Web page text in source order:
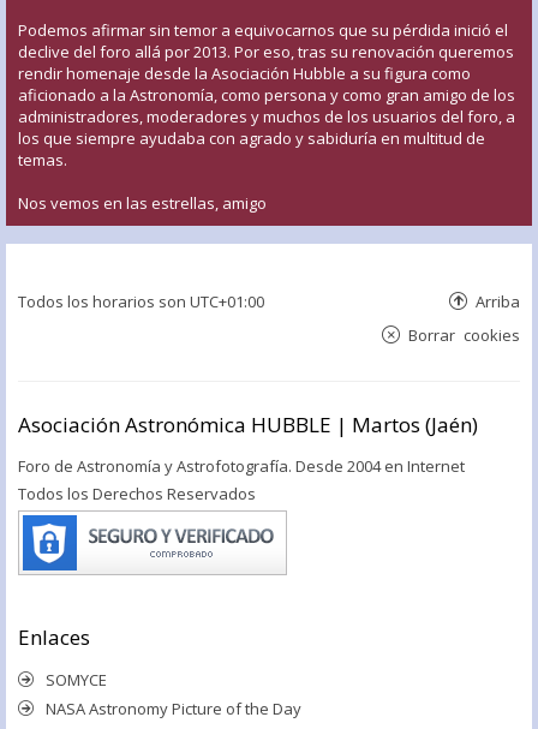
Podemos afirmar sin temor a equivocarnos que su pérdida inició el
declive del foro allá por 2013. Por eso, tras su renovación queremos
rendir homenaje desde la Asociación Hubble a su figura como
aficionado a la Astronomía, como persona y como gran amigo de los
administradores, moderadores y muchos de los usuarios del foro, a
los que siempre ayudaba con agrado y sabiduría en multitud de
temas.
Nos vemos en las estrellas, amigo
Todos los horarios son UTC+01:00 Arriba
Borrar cookies
Asociación Astronómica HUBBLE | Martos (Jaén)
Foro de Astronomía y Astrofotografía. Desde 2004 en Internet
Todos los Derechos Reservados
Enlaces
SOMYCE
NASA Astronomy Picture of the Day